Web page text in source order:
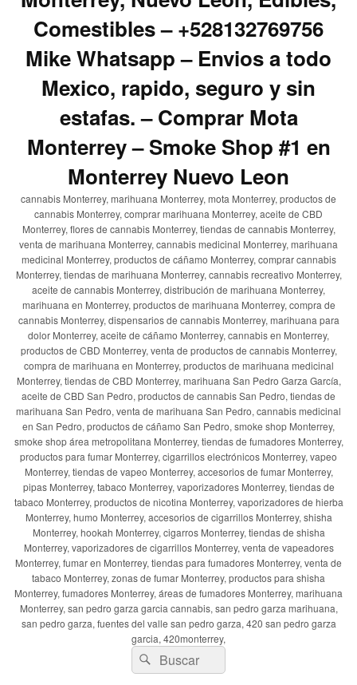
Comestibles – +528132769756
Mike Whatsapp – Envios a todo
Mexico, rapido, seguro y sin
estafas. – Comprar Mota
Monterrey – Smoke Shop #1 en
Monterrey Nuevo Leon
cannabis Monterrey, marihuana Monterrey, mota Monterrey, productos de
cannabis Monterrey, comprar marihuana Monterrey, aceite de CBD
Monterrey, flores de cannabis Monterrey, tiendas de cannabis Monterrey,
venta de marihuana Monterrey, cannabis medicinal Monterrey, marihuana
medicinal Monterrey, productos de cáñamo Monterrey, comprar cannabis
Monterrey, tiendas de marihuana Monterrey, cannabis recreativo Monterrey,
aceite de cannabis Monterrey, distribución de marihuana Monterrey,
marihuana en Monterrey, productos de marihuana Monterrey, compra de
cannabis Monterrey, dispensarios de cannabis Monterrey, marihuana para
dolor Monterrey, aceite de cáñamo Monterrey, cannabis en Monterrey,
productos de CBD Monterrey, venta de productos de cannabis Monterrey,
compra de marihuana en Monterrey, productos de marihuana medicinal
Monterrey, tiendas de CBD Monterrey, marihuana San Pedro Garza García,
aceite de CBD San Pedro, productos de cannabis San Pedro, tiendas de
marihuana San Pedro, venta de marihuana San Pedro, cannabis medicinal
en San Pedro, productos de cáñamo San Pedro, smoke shop Monterrey,
smoke shop área metropolitana Monterrey, tiendas de fumadores Monterrey,
productos para fumar Monterrey, cigarrillos electrónicos Monterrey, vapeo
Monterrey, tiendas de vapeo Monterrey, accesorios de fumar Monterrey,
pipas Monterrey, tabaco Monterrey, vaporizadores Monterrey, tiendas de
tabaco Monterrey, productos de nicotina Monterrey, vaporizadores de hierba
Monterrey, humo Monterrey, accesorios de cigarrillos Monterrey, shisha
Monterrey, hookah Monterrey, cigarros Monterrey, tiendas de shisha
Monterrey, vaporizadores de cigarrillos Monterrey, venta de vapeadores
Monterrey, fumar en Monterrey, tiendas para fumadores Monterrey, venta de
tabaco Monterrey, zonas de fumar Monterrey, productos para shisha
Monterrey, fumadores Monterrey, áreas de fumadores Monterrey, marihuana
Monterrey, san pedro garza garcia cannabis, san pedro garza marihuana,
san pedro garza, fuentes del valle san pedro garza, 420 san pedro garza
garcia, 420monterrey,
Buscar
por:
Buscar